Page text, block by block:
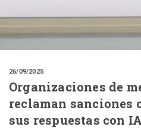
26/09/2025
Organizaciones de
reclaman sanciones
sus respuestas con IA